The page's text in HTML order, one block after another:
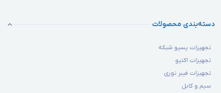
دسته‌بندی محصولات
تجهیزات پسیو شبکه
تجهیزات اکتیو
تجهیزات فیبر نوری
سیم و کابل